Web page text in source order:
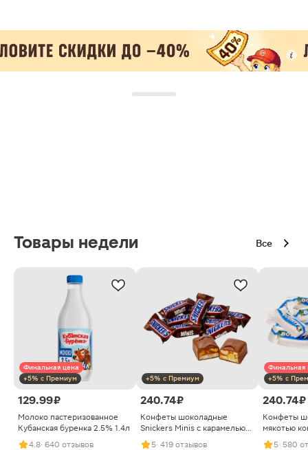
Товары недели Все
Финальная цена
+5% с Премиум
129.99 ₽
Молоко пастеризованное
Кубанская буренка 2.5% 1.4л
4.8· 640 отзывов
+5% с Премиум
240.74 ₽
Конфеты шоколадные
Snickers Minis с карамелью
арахисом и нугой
5· 419 отзывов
Финальная
+5% с
240.74 ₽
Конфеты
мякотью
5· 580